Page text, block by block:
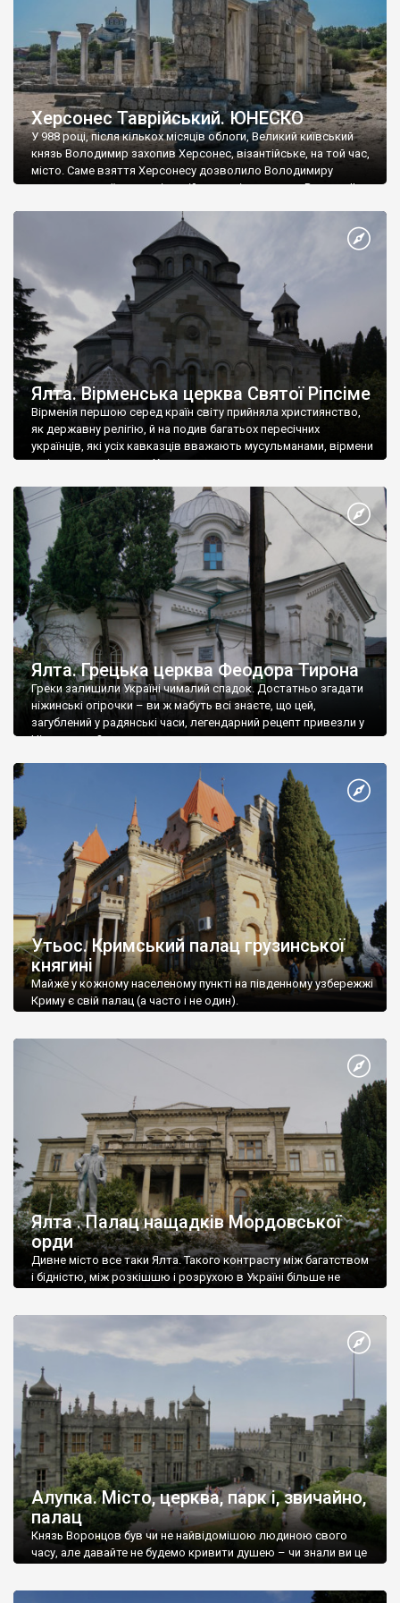
Херсонес Таврійський. ЮНЕСКО
У 988 році, після кількох місяців облоги, Великий київський
князь Володимир захопив Херсонес, візантійське, на той час,
місто. Саме взяття Херсонесу дозволило Володимиру
диктувати свої умови візантійському імператору Василю ІІ, та
Херсонесі Володимир-язичник, став Василем-християнином.
А потім було Хрещення Русі. На честь Херсонесу Таврійського
Ялта. Вірменська церква Святої Ріпсіме
Вірменія першою серед країн світу прийняла християнство,
як державну релігію, й на подив багатьох пересічних
українців, які усіх кавказців вважають мусульманами, вірмени
є відданими вірянами Христа
Ялта. Грецька церква Феодора Тирона
Греки залишили Україні чималий спадок. Достатньо згадати
ніжинські огірочки – ви ж мабуть всі знаєте, що цей,
загублений у радянські часи, легендарний рецепт привезли у
Ніжин греки?
Утьос. Кримський палац грузинської
княгині
Майже у кожному населеному пункті на південному узбережжі
Криму є свій палац (а часто і не один).
Ялта . Палац нащадків Мордовської
орди
Дивне місто все таки Ялта. Такого контрасту між багатством
і бідністю, між розкішшю і розрухою в Україні більше не
Алупка. Місто, церква, парк і, звичайно,
палац
Князь Воронцов був чи не найвідомішою людиною свого
часу, але давайте не будемо кривити душею – чи знали ви це